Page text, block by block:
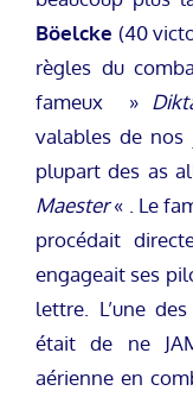
Böelcke (40
règles du
fameux »
valables de
plupart des as
Maester« . Le
procédait
engageait ses
lettre. L’une
était de ne
aérienne en